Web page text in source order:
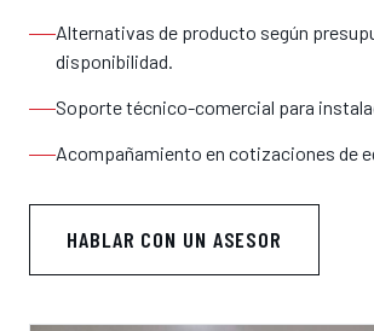
Alternativas de producto según
disponibilidad.
Soporte técnico-comercial para
Acompañamiento en cotizaciones de
HABLAR CON UN ASESOR